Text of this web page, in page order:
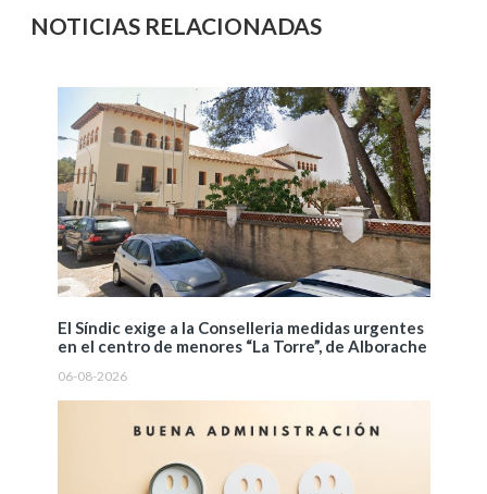
NOTICIAS RELACIONADAS
El Síndic exige a la Conselleria medidas urgentes
en el centro de menores “La Torre”, de Alborache
06-08-2026